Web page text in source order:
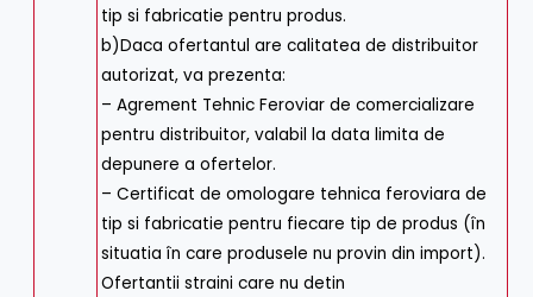
tip si fabricatie pentru produs.
b)Daca ofertantul are calitatea de distribuitor
autorizat, va prezenta:
– Agrement Tehnic Feroviar de comercializare
pentru distribuitor, valabil la data limita de
depunere a ofertelor.
– Certificat de omologare tehnica feroviara de
tip si fabricatie pentru fiecare tip de produs (în
situatia în care produsele nu provin din import).
Ofertantii straini care nu detin